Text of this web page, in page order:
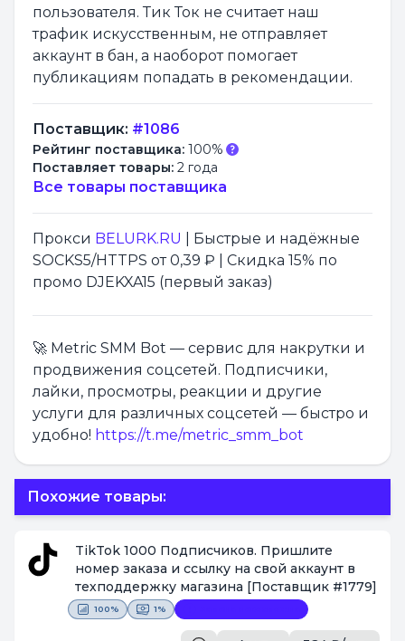
пользователя. Тик Ток не считает наш
трафик искусственным, не отправляет
аккаунт в бан, а наоборот помогает
публикациям попадать в рекомендации.
Поставщик: #1086
Рейтинг поставщика: 100%
Поставляет товары: 2 года
Все товары поставщика
Прокси BELURK.RU
| Быстрые и надёжные
SOCKS5/HTTPS от 0,39 ₽ | Скидка 15% по
промо DJEKXA15 (первый заказ)
🚀 Metric SMM Bot — сервис для накрутки и
продвижения соцсетей. Подписчики,
лайки, просмотры, реакции и другие
услуги для различных соцсетей — быстро и
удобно! https://t.me/metric_smm_bot
Похожие товары:
TikTok 1000 Подписчиков. Пришлите
номер заказа и ссылку на свой аккаунт в
техподдержку магазина [Поставщик #1779]
100% 1%